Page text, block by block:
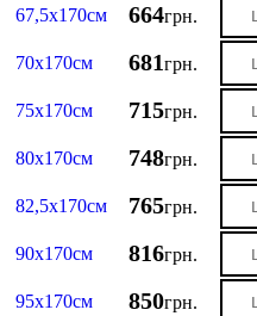
67,5х170см 664грн.
70х170см 681грн.
75х170см 715грн.
80х170см 748грн.
82,5х170см 765грн.
90х170см 816грн.
95х170см 850грн.